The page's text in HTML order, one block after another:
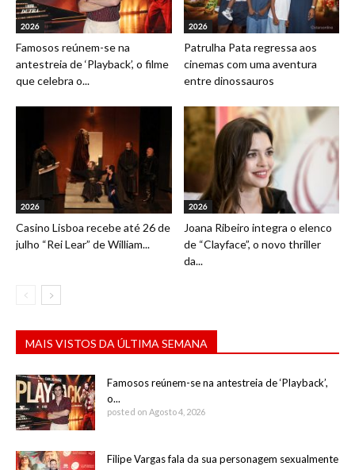
2026
Famosos reúnem-se na
antestreia de ‘Playback’, o filme
que celebra o...
2026
Patrulha Pata regressa aos
cinemas com uma aventura
entre dinossauros
2026
Casino Lisboa recebe até 26 de
julho “Rei Lear” de William...
2026
Joana Ribeiro integra o elenco
de “Clayface”, o novo thriller
da...
MAIS VISTOS DA ÚLTIMA SEMANA
Famosos reúnem-se na antestreia de ‘Playback’,
o...
posted on Agosto 4, 2026
Filipe Vargas fala da sua personagem sexualmente